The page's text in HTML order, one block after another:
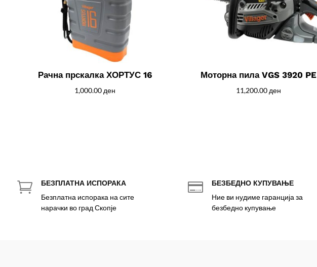
Рачна прскалка ХОРТУС 16
1,000.00 ден
Моторна пила VGS 3920 PE
11,200.00 ден
 БЕЗПЛАТНА ИСПОРАКА
Безплатна испорака на сите
нарачки во град Скопје
 БЕЗБЕДНО КУПУВАЊЕ
Ние ви нудиме гаранција за
безбедно купување